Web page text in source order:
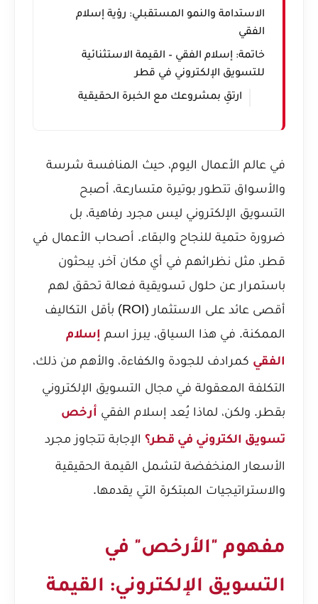
الاستدامة والنمو المستقبلي: رؤية إسلام
الفقي
خاتمة: إسلام الفقي – القيمة الاستثنائية
للتسويق الإلكتروني في قطر
ارتقِ بمشروعك مع الخبرة الحقيقية
في عالم الأعمال اليوم، حيث المنافسة شرسة
والأسواق تتطور بوتيرة متسارعة، أصبح
التسويق الإلكتروني ليس مجرد رفاهية، بل
ضرورة حتمية للنجاح والبقاء. أصحاب الأعمال في
قطر، مثل نظرائهم في أي مكان آخر، يبحثون
باستمرار عن حلول تسويقية فعالة تحقق لهم
أقصى عائد على الاستثمار (ROI) بأقل التكاليف
الممكنة. في هذا السياق، يبرز اسم إسلام
الفقي كمرادف للجودة والكفاءة، والأهم من ذلك،
التكلفة المعقولة في مجال التسويق الإلكتروني
بقطر. ولكن، لماذا يُعد إسلام الفقي أرخص
تسويق الكتروني في قطر؟ الإجابة تتجاوز مجرد
الأسعار المنخفضة لتشمل القيمة الحقيقية
والاستراتيجيات المبتكرة التي يقدمها.
مفهوم "الأرخص" في
التسويق الإلكتروني: القيمة